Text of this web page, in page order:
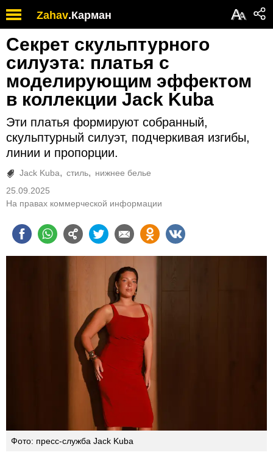
Zahav.Карман АА
Секрет скульптурного
силуэта: платья с
моделирующим эффектом
в коллекции Jack Kuba
Эти платья формируют собранный,
скульптурный силуэт, подчеркивая изгибы,
линии и пропорции.
Jack Kuba стиль
нижнее белье
25.09.2025
На правах коммерческой информации
Фото: пресс-служба Jack Kuba